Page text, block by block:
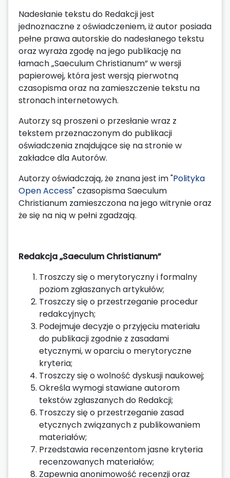
Nadesłanie tekstu do Redakcji jest
jednoznaczne z oświadczeniem, iż autor posiada
pełne prawa autorskie do nadesłanego tekstu
oraz wyraża zgodę na jego publikację na
łamach „Saeculum Christianum” w wersji
papierowej, która jest wersją pierwotną
czasopisma oraz na zamieszczenie tekstu na
stronach internetowych.
Autorzy są proszeni o przesłanie wraz z
tekstem przeznaczonym do publikacji
oświadczenia znajdujące się na stronie w
zakładce dla Autorów.
Autorzy oświadczają, że znana jest im "Polityka
Open Access" czasopisma Saeculum
Christianum zamieszczona na jego witrynie oraz
że się na nią w pełni zgadzają.
Redakcja „Saeculum Christianum”
Troszczy się o merytoryczny i formalny
poziom zgłaszanych artykułów;
Troszczy się o przestrzeganie procedur
redakcyjnych;
Podejmuje decyzje o przyjęciu materiału
do publikacji zgodnie z zasadami
etycznymi, w oparciu o merytoryczne
kryteria;
Troszczy się o wolność dyskusji naukowej;
Określa wymogi stawiane autorom
tekstów zgłaszanych do Redakcji;
Troszczy się o przestrzeganie zasad
etycznych związanych z publikowaniem
materiałów;
Przedstawia recenzentom jasne kryteria
recenzowanych materiałów;
Zapewnia anonimowość recenzji oraz